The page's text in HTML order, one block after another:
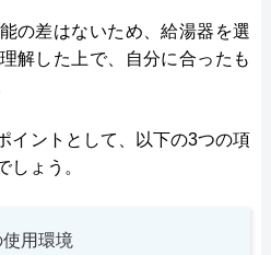
の差はないため、給湯器を選
解した上で、自分に合ったも
イントとして、以下の3つの項
しょう。
用環境